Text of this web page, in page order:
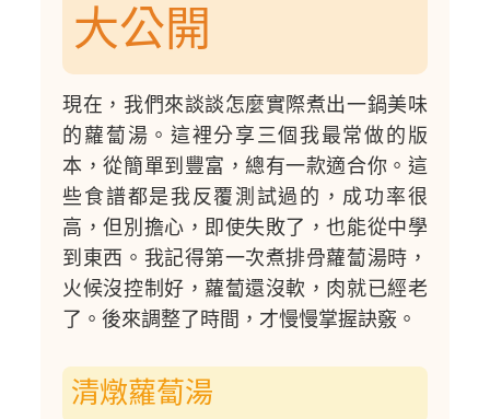
大公開
現在，我們來談談怎麼實際煮出一鍋美味
的蘿蔔湯。這裡分享三個我最常做的版
本，從簡單到豐富，總有一款適合你。這
些食譜都是我反覆測試過的，成功率很
高，但別擔心，即使失敗了，也能從中學
到東西。我記得第一次煮排骨蘿蔔湯時，
火候沒控制好，蘿蔔還沒軟，肉就已經老
了。後來調整了時間，才慢慢掌握訣竅。
清燉蘿蔔湯